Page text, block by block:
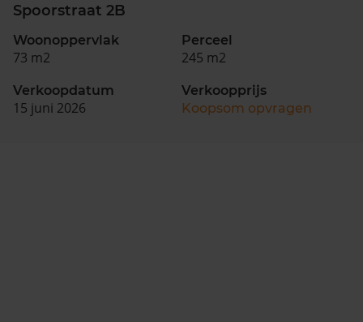
Spoorstraat 2B
Woonoppervlak
73 m2
Perceel
245 m2
Verkoopdatum
15 juni 2026
Verkoopprijs
Koopsom opvragen